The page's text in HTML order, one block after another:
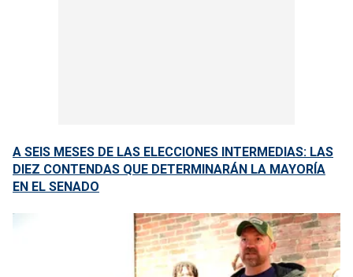
A SEIS MESES DE LAS ELECCIONES INTERMEDIAS: LAS
DIEZ CONTENDAS QUE DETERMINARÁN LA MAYORÍA
EN EL SENADO